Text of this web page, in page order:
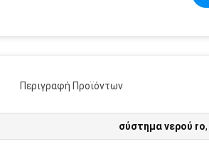
Περιγραφή Προϊόντων
σύστημα νερού ro,